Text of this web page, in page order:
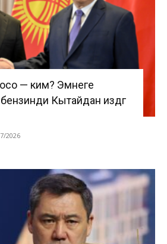
— ким? Эмнеге
Кытайдан издөөгө
2026